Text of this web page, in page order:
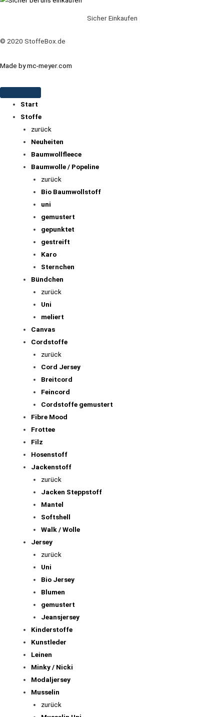
Sicher Einkaufen
© 2020 StoffeBox.de
Made by mc-meyer.com
Start
Stoffe
zurück
Neuheiten
Baumwollfleece
Baumwolle / Popeline
zurück
Bio Baumwollstoff
uni
gemustert
gepunktet
gestreift
Karo
Sternchen
Bündchen
zurück
Uni
meliert
Canvas
Cordstoffe
zurück
Cord Jersey
Breitcord
Feincord
Cordstoffe gemustert
Fibre Mood
Frottee
Filz
Hosenstoff
Jackenstoff
zurück
Jacken Steppstoff
Mantel
Softshell
Walk / Wolle
Jersey
zurück
Uni
Bio Jersey
Blumen
gemustert
Jeansjersey
Kinderstoffe
Kunstleder
Leinen
Minky / Nicki
Modaljersey
Musselin
zurück